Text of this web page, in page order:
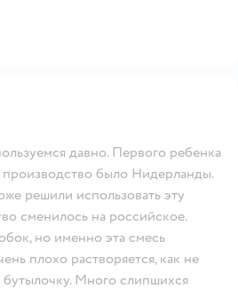
давно. Первого ребенка
было Нидерланды.
решили использовать эту
сменилось на российское.
но именно эта смесь
плохо растворяется, как не
Много слипшихся